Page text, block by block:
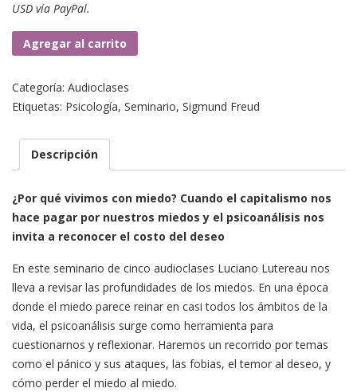
USD vía PayPal.
Clase
2.
pánico
y
sus
ataques
cantidad
Agregar al carrito
Categoría: Audioclases
Etiquetas: Psicología, Seminario, Sigmund Freud
Descripción
¿Por qué vivimos con miedo? Cuando el capitalismo nos
hace pagar por nuestros miedos y el psicoanálisis nos
invita a reconocer el costo del deseo
En este seminario de cinco audioclases Luciano Lutereau nos
lleva a revisar las profundidades de los miedos. En una época
donde el miedo parece reinar en casi todos los ámbitos de la
vida, el psicoanálisis surge como herramienta para
cuestionarnos y reflexionar. Haremos un recorrido por temas
como el pánico y sus ataques, las fobias, el temor al deseo, y
cómo perder el miedo al miedo.